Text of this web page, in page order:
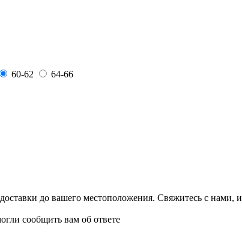
60-62
64-66
до вашего местоположения. Свяжитесь с нами,
сообщить вам об ответе